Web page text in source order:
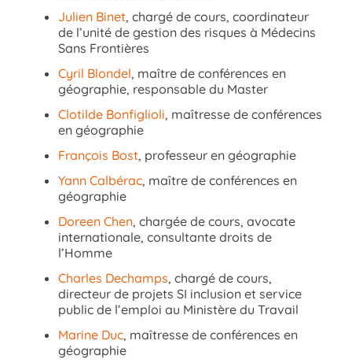
Julien Binet, chargé de cours, coordinateur
de l’unité de gestion des risques à Médecins
Sans Frontières
Cyril Blondel, maître de conférences en
géographie, responsable du Master
Clotilde Bonfiglioli, maîtresse de conférences
en géographie
François Bost, professeur en géographie
Yann Calbérac, maître de conférences en
géographie
Doreen Chen, chargée de cours, avocate
internationale, consultante droits de
l’Homme
Charles Dechamps, chargé de cours,
directeur de projets SI inclusion et service
public de l’emploi au Ministère du Travail
Marine Duc, maîtresse de conférences en
géographie